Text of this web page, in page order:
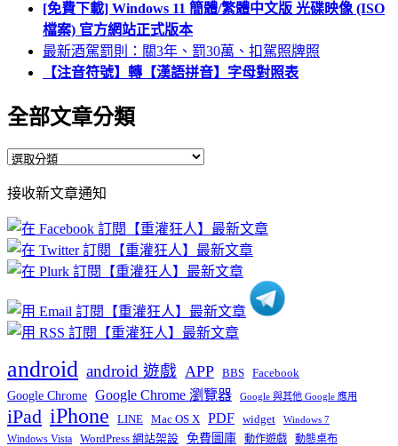
[免費下載] Windows 11 簡體/繁體中文版 光碟映像 (ISO
檔案) 官方網站正式版本
最新酒駕罰則：關3年、罰30萬、扣駕照牌照
【注音符號】轉【漢語拼音】字母對照表
全部文章分類
全
文
章
分
類
接收新文章通知
android android 遊戲 APP BBS Facebook
Google Chrome Google Chrome 瀏覽器 Google 與其他 Google 應用
iPad iPhone LINE Mac OS X PDF widget Windows 7
Windows Vista WordPress 網站架設 免費圖庫 動作遊戲 動態桌布